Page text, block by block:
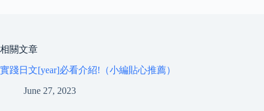
相關文章
實踐日文[year]必看介紹!（小編貼心推薦）
June 27, 2023